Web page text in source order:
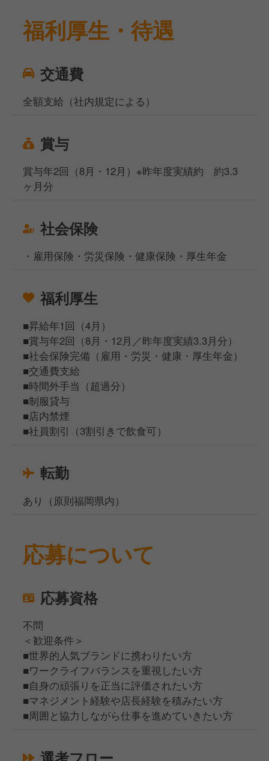
福利厚生・待遇
交通費
全額支給（社内規定による）
賞与
賞与年2回（8月・12月）※昨年度実績約 約3.3
ヶ月分
社会保険
・雇用保険・労災保険・健康保険・厚生年金
福利厚生
■昇給年1回（4月）
■賞与年2回（8月・12月／昨年度実績3.3月分）
■社会保険完備（雇用・労災・健康・厚生年金）
■交通費支給
■時間外手当（超過分）
■制服貸与
■店内禁煙
■社員割引（3割引きで飲食可）
転勤
あり（原則福岡県内）
応募について
応募資格
不問
＜歓迎条件＞
■世界的人気ブランドに携わりたい方
■ワークライフバランスを重視したい方
■自身の頑張りを正当に評価されたい方
■マネジメント経験や店長経験を積みたい方
■周囲と協力しながら仕事を進めていきたい方